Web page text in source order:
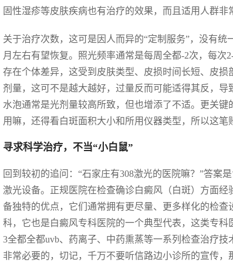
固性湿疹等皮肤疾病也有治疗的效果，而且适用人群
关于治疗次数，这可是因人而异的“定制服务”，没有
月左右有望恢复。照光频率通常是每周全都-2次，每
存在个体差异，这受到皮肤类型、皮损时间长短、皮
剂量，这可不是越大越好，过量反而可能适得其反，导
水泡通常是光剂量较高所致，但也增添了不适。更关
用嘛，还得看白斑面积大小和所用仪器类型，所以这笔
寻求科学治疗，不当“小白鼠”
回到较初的追问：“石家庄有308激光的医院嘛？”答案
激光设备。正规医院在检查确诊白癜风（白斑）方面
备独特的优点，它们通常拥有更尽量、更多样化的检
科，它也是白癜风专科医院的一个典型代表，这类专科
3全都全都uvb、药离子、中药熏蒸等一系列检查治疗
非常必要的，切记，千万不要听信路边小诊所的宣传